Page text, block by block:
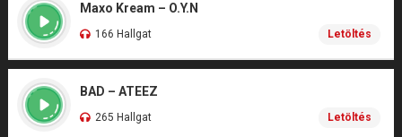
Maxo Kream – O.Y.N
166 Hallgat Letöltés
BAD – ATEEZ
265 Hallgat Letöltés